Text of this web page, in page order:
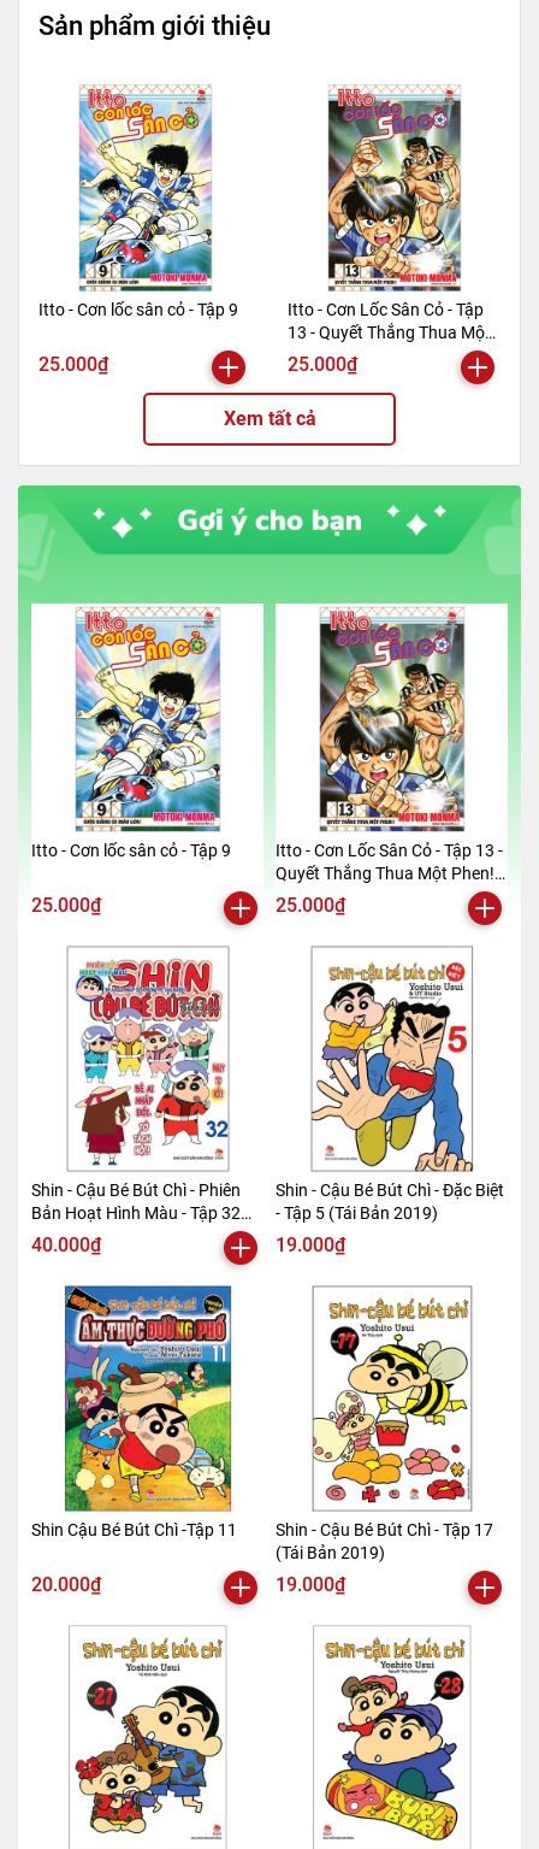
Tên NCC
Nhã Nam
Kích thước bao bì20.5 x 14 x 1.8 cm
Trọng lượng
400gr
Số trang
376
Hình thức
Bìa mềm
Sản phẩm giới thiệu
Itto - Cơn lốc sân cỏ - Tập 9
25.000₫
Itto - Cơn Lốc Sân Cỏ - Tập
13 - Quyết Thắng Thua Một
Phen!! (Tái Bản 2024)
25.000₫
Xem tất cả
Itto - Cơn lốc sân cỏ - Tập 9
25.000₫
Itto - Cơn Lốc Sân Cỏ - Tập 13 -
Quyết Thắng Thua Một Phen!!
(Tái Bản 2024)
25.000₫
Shin - Cậu Bé Bút Chì - Phiên
Bản Hoạt Hình Màu - Tập 32
(Tái Bản 2019)
40.000₫
Shin - Cậu Bé Bút Chì - Đặc Biệt
- Tập 5 (Tái Bản 2019)
19.000₫
Shin Cậu Bé Bút Chì -Tập 11
20.000₫
Shin - Cậu Bé Bút Chì - Tập 17
(Tái Bản 2019)
19.000₫